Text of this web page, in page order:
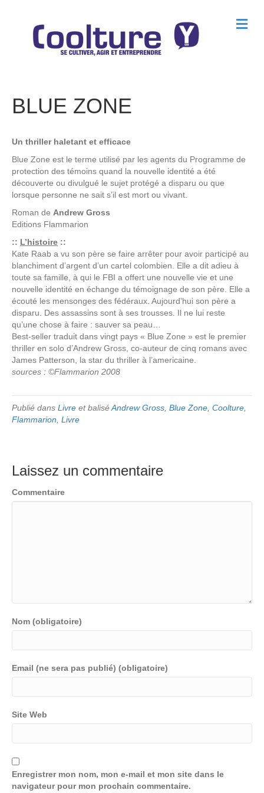
M
e
BLUE ZONE
Un thriller haletant et efficace
Blue Zone est le terme utilisé par les agents du Programme de
protection des témoins quand la nouvelle identité a été
découverte ou divulgué le sujet protégé a disparu ou que
lorsque personne ne sait s’il est mort ou vivant.
Roman de Andrew Gross
Editions Flammarion
:: L’histoire ::
Kate Raab a vu son père se faire arrêter pour avoir participé au
blanchiment d’argent d’un cartel colombien. Elle a dit adieu à
toute sa famille, à qui le FBI a offert une nouvelle vie et une
nouvelle identité en échange du témoignage de son père. Elle a
écouté les mensonges des fédéraux. Aujourd’hui son père a
disparu. Des assassins sont à ses trousses. Il ne lui reste
qu’une chose à faire : sauver sa peau…
Best-seller traduit dans vingt pays « Blue Zone » est le premier
thriller en solo d’Andrew Gross, co-auteur de cinq romans avec
James Patterson, la star du thriller à l’americaine.
sources : ©Flammarion 2008
Publié dans Livre et baliséAndrew Gross Blue Zone Coolture
Flammarion Livre
Laissez un commentaire
Commentaire
Nom (obligatoire)
Email (ne sera pas publié) (obligatoire)
Site Web
Enregistrer mon nom, mon e-mail et mon site dans le
navigateur pour mon prochain commentaire.